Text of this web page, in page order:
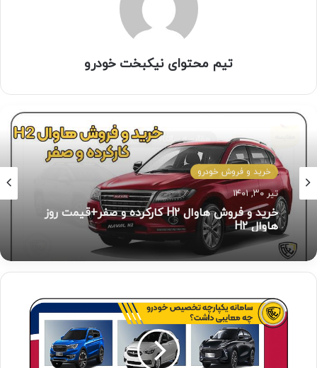
تیم محتوای نیکبخت خودرو
اخبار و رویداد ها
بهمن ۱۸, ۱۴۰۱
مقایسه سانتافه با تویوتا راو ۴